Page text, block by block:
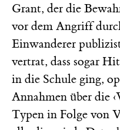
Grant, der die
vor dem Angriff
Einwanderer
vertrat, dass sogar
in die Schule ging,
Annahmen über die
Typen in Folge von